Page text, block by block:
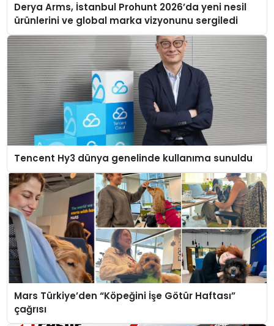
Derya Arms, İstanbul Prohunt 2026’da yeni nesil
ürünlerini ve global marka vizyonunu sergiledi
Tencent Hy3 dünya genelinde kullanıma sunuldu
Mars Türkiye’den “Köpeğini İşe Götür Haftası”
çağrısı